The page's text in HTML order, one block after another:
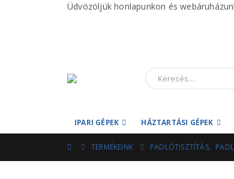
Üdvözöljük honlapunkon és
IPARI GÉPEK HÁZTARTÁSI GÉPEK
TERMÉKEINK PADLÓTISZTÍTÁS,